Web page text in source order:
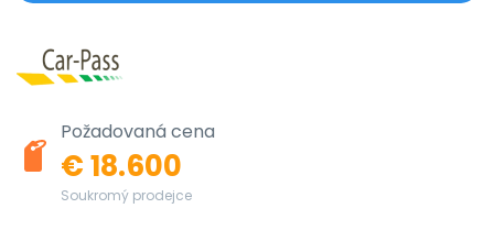
Požadovaná cena
€ 18.600
Soukromý prodejce